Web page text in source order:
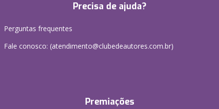
Precisa de ajuda?
Perguntas frequentes
Fale conosco: (atendimento@clubedeautores.com.br)
Premiações